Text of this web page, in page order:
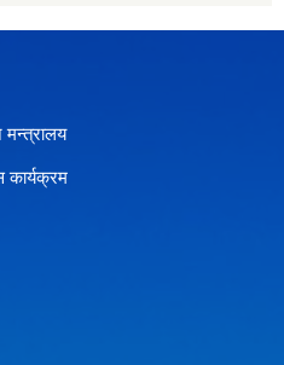
मन्त्रालय
कार्यक्रम